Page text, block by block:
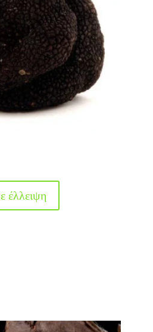
Σε έλλειψη